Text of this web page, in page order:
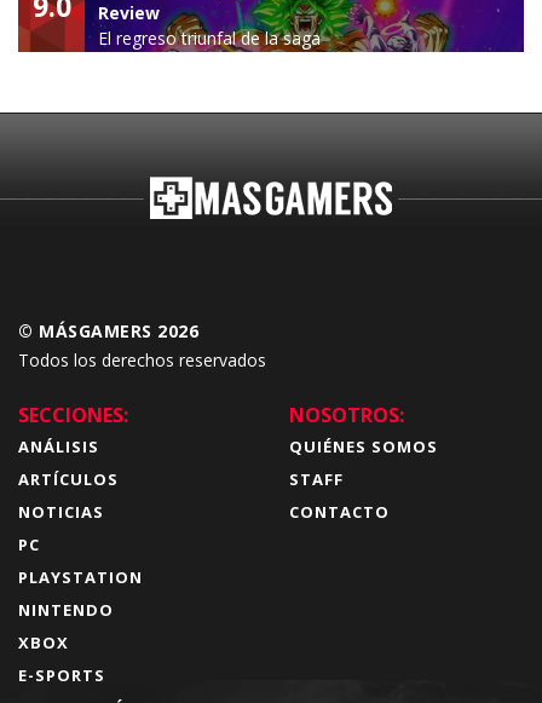
Review
El regreso triunfal de la saga
© MÁSGAMERS 2026
Todos los derechos reservados
SECCIONES:
ANÁLISIS
ARTÍCULOS
NOTICIAS
PC
PLAYSTATION
NINTENDO
XBOX
E-SPORTS
NOSOTROS:
QUIÉNES SOMOS
STAFF
CONTACTO